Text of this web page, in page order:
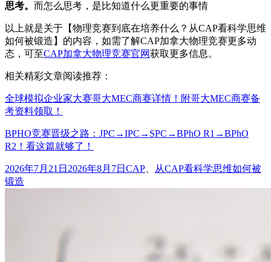
思考。 而怎么思考，是比知道什么更重要的事情
以上就是关于【物理竞赛到底在培养什么？从CAP看科学思维
如何被锻造】的内容，如需了解CAP加拿大物理竞赛更多动
态，可至CAP加拿大物理竞赛官网获取更多信息。
相关精彩文章阅读推荐：
全球模拟企业家大赛哥大MEC商赛详情！附哥大MEC商赛备
考资料领取！
BPHO竞赛晋级之路：JPC→IPC→SPC→BPhO R1→BPhO
R2！看这篇就够了！
发
布
2026年7月21日 2026年8月7日 标
CAP
从CAP看科学思维如何被
锻造